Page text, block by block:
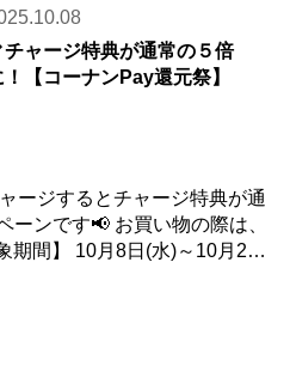
チャージ特典が通常の５倍
！【コーナンPay還元祭】
ージするとチャージ特典が通
ーンです📢 お買い物の際は、